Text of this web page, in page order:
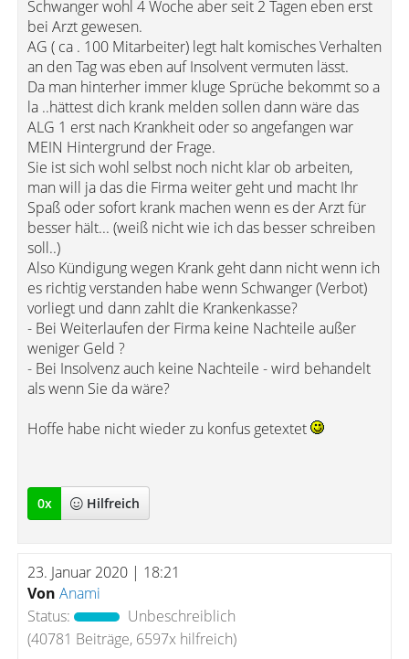
Schwanger wohl 4 Woche aber seit 2 Tagen eben erst
bei Arzt gewesen.
AG ( ca . 100 Mitarbeiter) legt halt komisches Verhalten
an den Tag was eben auf Insolvent vermuten lässt.
Da man hinterher immer kluge Sprüche bekommt so a
la ..hättest dich krank melden sollen dann wäre das
ALG 1 erst nach Krankheit oder so angefangen war
MEIN Hintergrund der Frage.
Sie ist sich wohl selbst noch nicht klar ob arbeiten,
man will ja das die Firma weiter geht und macht Ihr
Spaß oder sofort krank machen wenn es der Arzt für
besser hält... (weiß nicht wie ich das besser schreiben
soll..)
Also Kündigung wegen Krank geht dann nicht wenn ich
es richtig verstanden habe wenn Schwanger (Verbot)
vorliegt und dann zahlt die Krankenkasse?
- Bei Weiterlaufen der Firma keine Nachteile außer
weniger Geld ?
- Bei Insolvenz auch keine Nachteile - wird behandelt
als wenn Sie da wäre?
Hoffe habe nicht wieder zu konfus getextet
0x Hilfreich
23. Januar 2020 | 18:21
Von Anami
Status:
Unbeschreiblich
(40781 Beiträge, 6597x hilfreich)